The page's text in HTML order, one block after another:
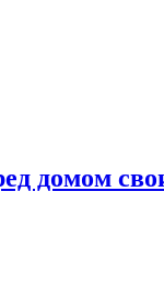
домом